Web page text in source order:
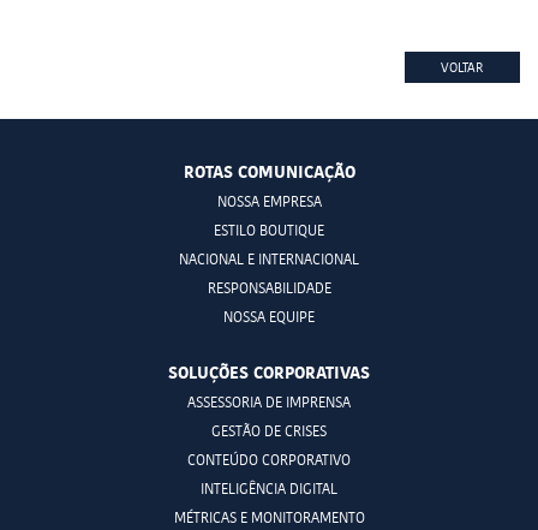
VOLTAR
ROTAS COMUNICAÇÃO
NOSSA EMPRESA
ESTILO BOUTIQUE
NACIONAL E INTERNACIONAL
RESPONSABILIDADE
NOSSA EQUIPE
SOLUÇÕES CORPORATIVAS
ASSESSORIA DE IMPRENSA
GESTÃO DE CRISES
CONTEÚDO CORPORATIVO
INTELIGÊNCIA DIGITAL
MÉTRICAS E MONITORAMENTO